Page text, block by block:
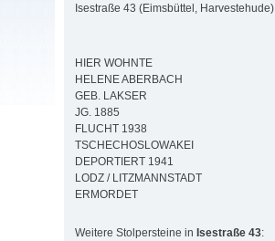
Isestraße 43 (Eimsbüttel, Harvestehude)
HIER WOHNTE
HELENE ABERBACH
GEB. LAKSER
JG. 1885
FLUCHT 1938
TSCHECHOSLOWAKEI
DEPORTIERT 1941
LODZ / LITZMANNSTADT
ERMORDET
Weitere Stolpersteine in Isestraße 43: